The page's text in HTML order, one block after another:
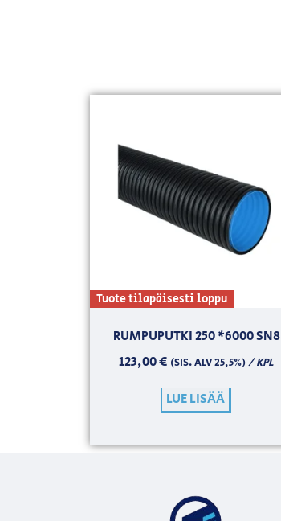
Tuote tilapäisesti loppu
RUMPUPUTKI 250 *6000 SN8
123,00€ (SIS. ALV 25,5%)/ KPL
LUE LISÄÄ